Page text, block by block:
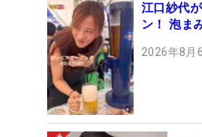
江口紗代
ン！ 泡ま
2026年8月